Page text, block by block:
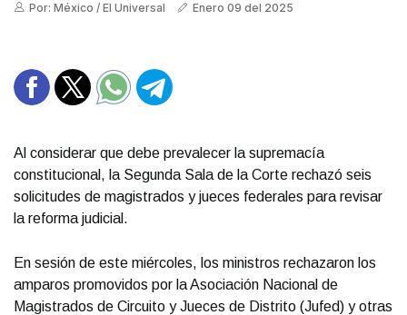
Por: México / El Universal Enero 09 del 2025
Al considerar que debe prevalecer la supremacía
constitucional, la Segunda Sala de la Corte rechazó seis
solicitudes de magistrados y jueces federales para revisar
la reforma judicial.
En sesión de este miércoles, los ministros rechazaron los
amparos promovidos por la Asociación Nacional de
Magistrados de Circuito y Jueces de Distrito (Jufed) y otras